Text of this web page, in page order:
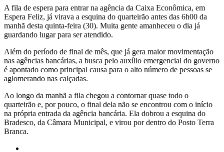
A fila de espera para entrar na agência da Caixa Econômica, em
Espera Feliz, já virava a esquina do quarteirão antes das 6h00 da
manhã desta quinta-feira (30). Muita gente amanheceu o dia já
guardando lugar para ser atendido.
Além do período de final de mês, que já gera maior movimentação
nas agências bancárias, a busca pelo auxílio emergencial do governo
é apontado como principal causa para o alto número de pessoas se
aglomerando nas calçadas.
Ao longo da manhã a fila chegou a contornar quase todo o
quarteirão e, por pouco, o final dela não se encontrou com o início
na própria entrada da agência bancária. Ela dobrou a esquina do
Bradesco, da Câmara Municipal, e virou por dentro do Posto Terra
Branca.